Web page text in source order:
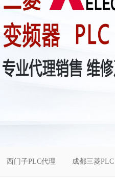
西门子PLC代理 成都三菱PLC